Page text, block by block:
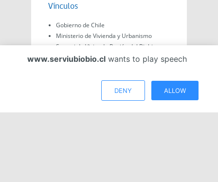
Vínculos
Gobierno de Chile
Ministerio de Vivienda y Urbanismo
Seremi de Vivienda Región del Biobio
Delegación Presidencial Regional del
Biobío
www.serviubiobio.cl wants to play speech
DENY ALLOW